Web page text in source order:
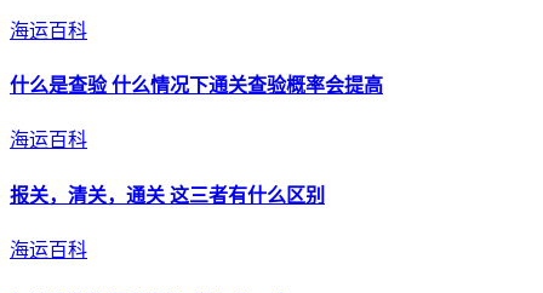
海运百科
什么是查验 什么情况下通关查验概率会提高
海运百科
报关，清关， 通关 这三者有什么区别
海运百科